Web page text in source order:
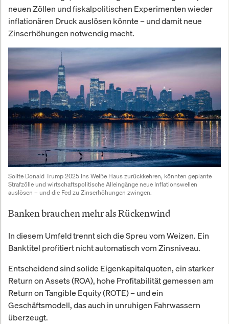
neuen Zöllen und fiskalpolitischen Experimenten wieder
inflationären Druck auslösen könnte – und damit neue
Zinserhöhungen notwendig macht.
Sollte Donald Trump 2025 ins Weiße Haus zurückkehren, könnten geplante
Strafzölle und wirtschaftspolitische Alleingänge neue Inflationswellen
auslösen – und die Fed zu Zinserhöhungen zwingen.
Banken brauchen mehr als Rückenwind
In diesem Umfeld trennt sich die Spreu vom Weizen. Ein
Banktitel profitiert nicht automatisch vom Zinsniveau.
Entscheidend sind solide Eigenkapitalquoten, ein starker
Return on Assets (ROA), hohe Profitabilität gemessen am
Return on Tangible Equity (ROTE) – und ein
Geschäftsmodell, das auch in unruhigen Fahrwassern
überzeugt.